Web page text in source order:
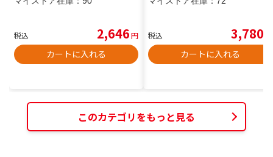
税込 2,646円
カートに入れる
税込 3,780
カートに入れる
このカテゴリをもっと見る